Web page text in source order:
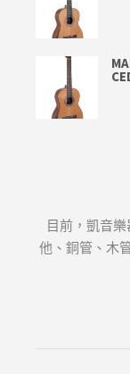
目前，凱音
他、銅管、木